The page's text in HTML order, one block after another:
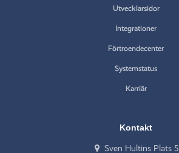
Utvecklarsidor
Integrationer
Förtroendecenter
Systemstatus
Karriär
Kontakt
Sven Hultins Plats 5